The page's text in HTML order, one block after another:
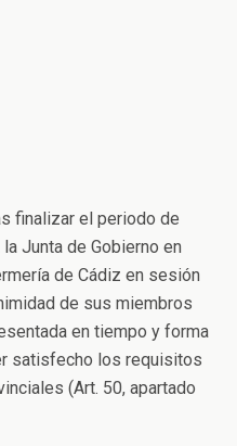
finalizar el periodo de
Junta de Gobierno en
de Cádiz en sesión
de sus miembros
en tiempo y forma
satisfecho los requisitos
(Art. 50, apartado